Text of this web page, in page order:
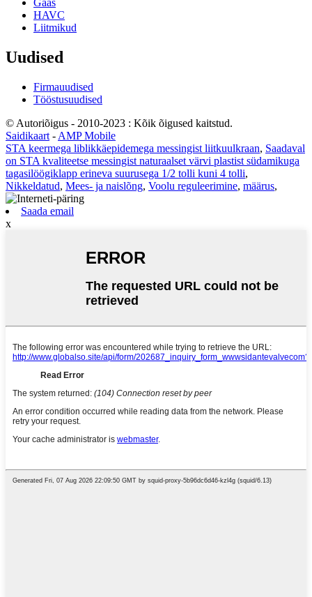
Gaas
HAVC
Liitmikud
Uudised
Firmauudised
Tööstusuudised
© Autoriõigus - 2010-2023 : Kõik õigused kaitstud.
Saidikaart - AMP Mobile
STA keermega liblikkäepidemega messingist liitkuulkraan, Saadaval
on STA kvaliteetse messingist naturaalset värvi plastist südamikuga
tagasilöögiklapp erineva suurusega 1/2 tolli kuni 4 tolli,
Nikkeldatud, Mees- ja naislõng, Voolu reguleerimine, määrus,
Saada email
x